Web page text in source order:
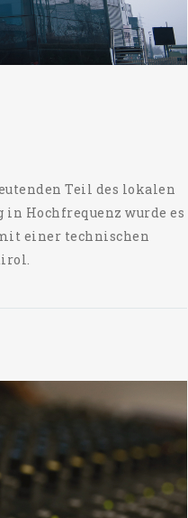
Teil des lokalen
Hochfrequenz wurde es
einer technischen